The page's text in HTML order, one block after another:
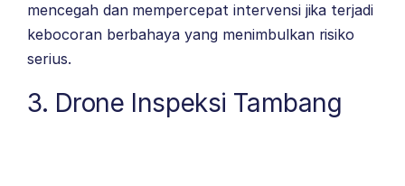
mencegah dan mempercepat intervensi jika terjadi
kebocoran berbahaya yang menimbulkan risiko
serius.
3. Drone Inspeksi Tambang